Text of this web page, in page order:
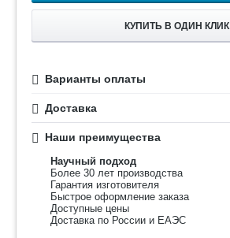
КУПИТЬ В ОДИН КЛИК
Варианты оплаты
Доставка
Наши преимущества
Научный подход
Более 30 лет производства
Гарантия изготовителя
Быстрое оформление заказа
Доступные цены
Доставка по России и ЕАЭС